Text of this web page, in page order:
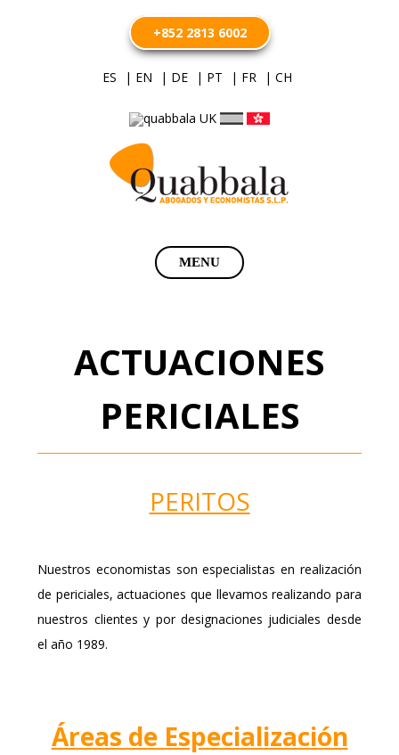
+852 2813 6002
ES | EN | DE | PT | FR | CH
MENU
ACTUACIONES
PERICIALES
PERITOS
Nuestros economistas son especialistas en realización
de periciales, actuaciones que llevamos realizando para
nuestros clientes y por designaciones judiciales desde
el año 1989.
Áreas de Especialización